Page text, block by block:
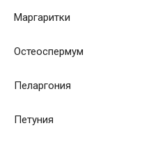
Маргаритки
Остеоспермум
Пеларгония
Петуния